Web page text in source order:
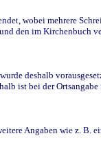
wobei mehrere
den im Kirchenbuch
deshalb
ist bei der
Angaben wie z. B.